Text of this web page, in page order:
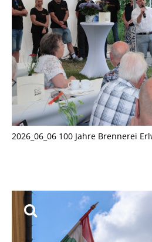
2026_06_06 100 Jahre Brennerei